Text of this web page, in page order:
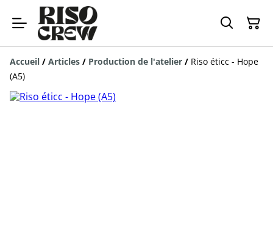
Accueil / Articles / Production de l'atelier / Riso éticc - Hope
(A5)